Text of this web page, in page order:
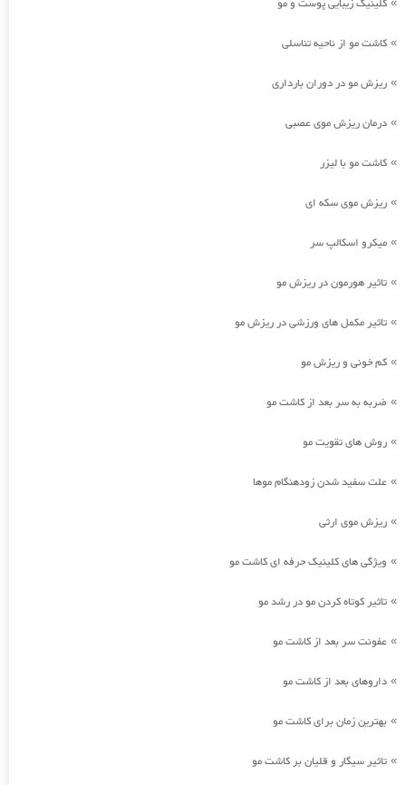
» کاشت مو از ناحیه تناسلی
» ریزش مو در دوران بارداری
» درمان ریزش موی عصبی
» کاشت مو با لیزر
» ریزش موی سکه ای
» میکرو اسکالپ سر
» تاثیر هورمون در ریزش مو
» تاثیر مکمل های ورزشی در ریزش مو
» کم خونی و ریزش مو
» ضربه به سر بعد از کاشت مو
» روش های تقویت مو
» علت سفید شدن زودهنگام موها
» ریزش موی ارثی
» ویژگی های کلینیک حرفه ای کاشت مو
» تاثیر کوتاه کردن مو در رشد مو
» عفونت سر بعد از کاشت مو
» داروهای بعد از کاشت مو
» بهترین زمان برای کاشت مو
» تاثیر سیگار و قلیان بر کاشت مو